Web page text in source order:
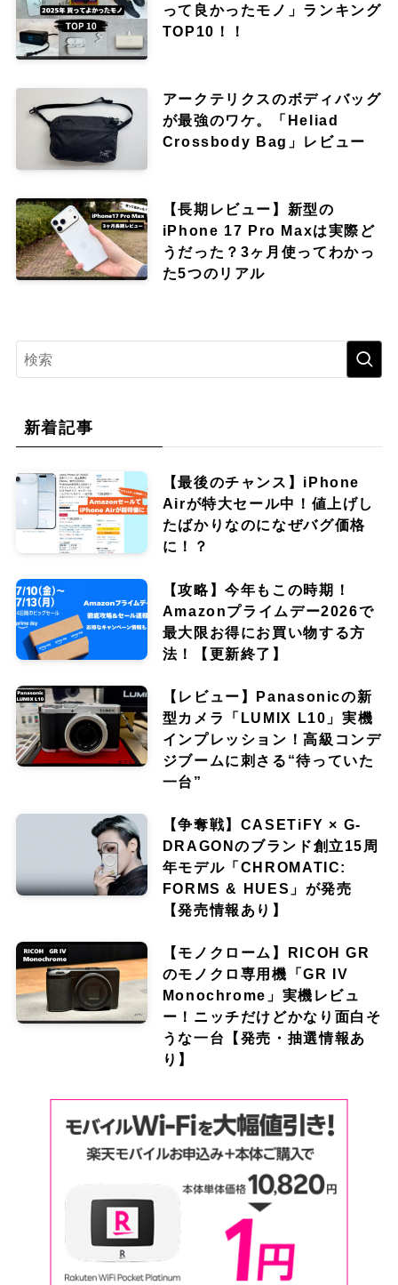
って良かったモノ」ランキング
TOP10！！
アークテリクスのボディバッグ
が最強のワケ。「Heliad
Crossbody Bag」レビュー
【長期レビュー】新型の
iPhone 17 Pro Maxは実際ど
うだった？3ヶ月使ってわかっ
た5つのリアル
新着記事
【最後のチャンス】iPhone
Airが特大セール中！値上げし
たばかりなのになぜバグ価格
に！？
【攻略】今年もこの時期！
Amazonプライムデー2026で
最大限お得にお買い物する方
法！【更新終了】
【レビュー】Panasonicの新
型カメラ「LUMIX L10」実機
インプレッション！高級コンデ
ジブームに刺さる“待っていた
一台”
【争奪戦】CASETiFY × G-
DRAGONのブランド創立15周
年モデル「CHROMATIC:
FORMS & HUES」が発売
【発売情報あり】
【モノクローム】RICOH GR
のモノクロ専用機「GR IV
Monochrome」実機レビュ
ー！ニッチだけどかなり面白そ
うな一台【発売・抽選情報あ
り】